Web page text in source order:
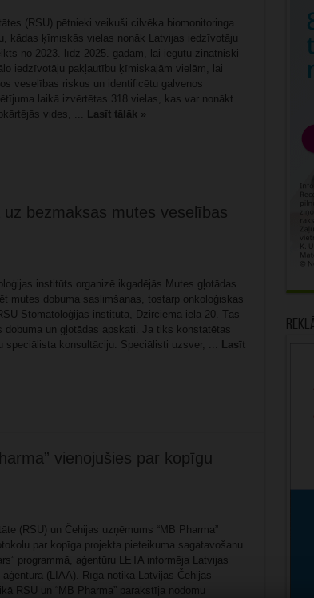
(RSU) pētnieki veikuši cilvēka biomonitoringa
kādas ķīmiskās vielas nonāk Latvijas iedzīvotāju
no 2023. līdz 2025. gadam, lai iegūtu zinātniski
iedzīvotāju pakļautību ķīmiskajām vielām, lai
veselības riskus un identificētu galvenos
laikā izvērtētas 318 vielas, kas var nonākt
vides, ... Lasīt tālāk »
bezmaksas mutes veselības
institūts organizē ikgadējās Mutes gļotādas
mutes dobuma saslimšanas, tostarp onkoloģiskas
Stomatoloģijas institūtā, Dzirciema ielā 20. Tās
un gļotādas apskati. Ja tiks konstatētas
speciālista konsultāciju. Speciālisti uzsver, ... Lasīt
vienojušies par kopīgu
(RSU) un Čehijas uzņēmums “MB Pharma”
par kopīga projekta pieteikuma sagatavošanu
programmā, aģentūru LETA informēja Latvijas
(LIAA). Rīgā notika Latvijas-Čehijas
RSU un “MB Pharma” parakstīja nodomu